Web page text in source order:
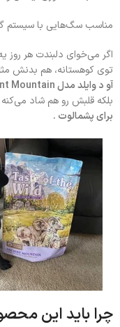
مناسب سگ‌هایی با سیستم
اگر می‌خوای دلبندت هر
توی کوهستانه، هم بدنش
آو د وایلد مدل Ancient Mountain با طعم بره
بلکه قلبش رو هم شاد می‌کنه
برای پشمالوت .
چرا باید این